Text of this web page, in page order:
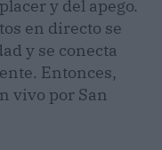
y del apego.
en directo se
y se conecta
Entonces,
vivo por San